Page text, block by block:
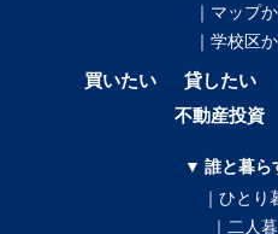
｜マップ
｜学校区
買いたい 貸したい
不動産投資
▼ 誰と暮ら
｜ひとり
｜二人